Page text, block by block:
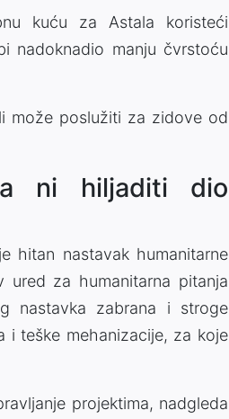
kuću za Astala koristeći
nadoknadio manju čvrstoću
može poslužiti za zidove od
ni hiljaditi dio
hitan nastavak humanitarne
za humanitarna pitanja
nastavka zabrana i stroge
i teške mehanizacije, za koje
projektima, nadgleda